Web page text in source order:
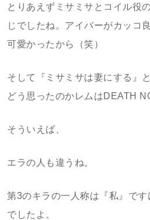
とりあえずミサミサとコイル役
じでしたね。アイバーがカッコ
可愛かったから（笑）
そして『ミサミサは妻にする』
どう思ったのかレムはDEATH
そういえば、
エラの人も違うね。
第3のキラの一人称は『私』です
でしたよ。